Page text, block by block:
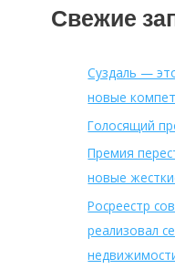
Свежие
Суздаль —
новые
Голосящий
Премия
новые
Росреестр
реализовал